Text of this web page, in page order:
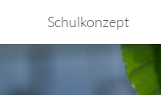
Schulkonzept